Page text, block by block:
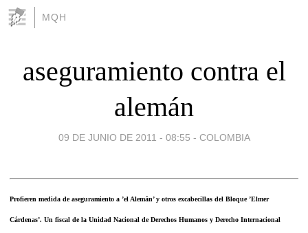
MQH
aseguramiento contra el
alemán
09 DE JUNIO DE 2011 - 08:55 - COLOMBIA
Profieren medida de aseguramiento a ’el Alemán’ y otros excabecillas del Bloque ’Elmer
Cárdenas’. Un fiscal de la Unidad Nacional de Derechos Humanos y Derecho Internacional